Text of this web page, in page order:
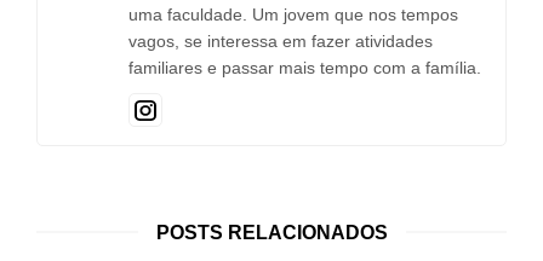
uma faculdade. Um jovem que nos tempos
vagos, se interessa em fazer atividades
familiares e passar mais tempo com a família.
POSTS RELACIONADOS